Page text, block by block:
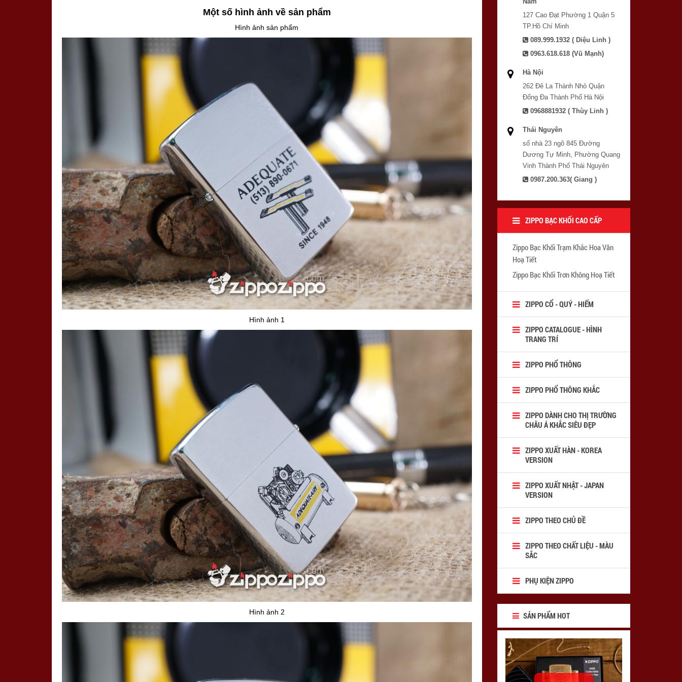
Một số hình ảnh về sản phẩm
Hình ảnh sản phẩm
Hình ảnh 1
Hình ảnh 2
127 Cao Đạt Phường 1 Quận 5
TP.Hồ Chí Minh
089.999.1932 ( Diệu Linh )
0963.618.618 (Vũ Mạnh)
Hà Nội
262 Đê La Thành Nhỏ Quận
Đống Đa Thành Phố Hà Nội
0968881932 ( Thùy Linh )
Thái Nguyên
số nhà 23 ngõ 845 Đường
Dương Tự Minh, Phường Quang
Vinh Thành Phố Thái Nguyên
0987.200.363( Giang )
ZIPPO BẠC KHỐI CAO CẤP
Zippo Bạc Khối Trạm Khắc Hoa Văn
Hoạ Tiết
Zippo Bạc Khối Trơn Không Hoạ Tiết
ZIPPO CỔ - QUÝ - HIẾM
ZIPPO CATALOGUE - HÌNH
TRANG TRÍ
ZIPPO PHỔ THÔNG
ZIPPO PHỔ THÔNG KHẮC
ZIPPO DÀNH CHO THỊ TRƯỜNG
CHÂU Á KHẮC SIÊU ĐẸP
ZIPPO XUẤT HÀN - KOREA
VERSION
ZIPPO XUẤT NHẬT - JAPAN
VERSION
ZIPPO THEO CHỦ ĐỀ
ZIPPO THEO CHẤT LIỆU - MÀU
SẮC
PHỤ KIỆN ZIPPO
SẢN PHẨM HOT